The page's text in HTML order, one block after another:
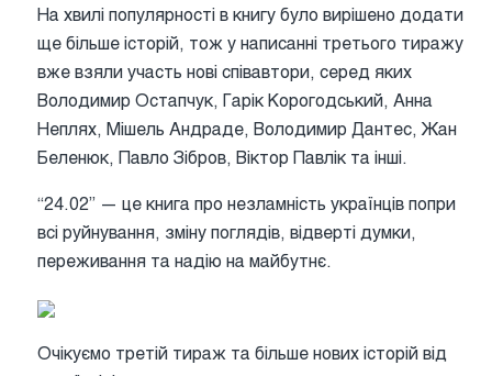
На хвилі популярності в книгу було вирішено додати
ще більше історій, тож у написанні третього тиражу
вже взяли участь нові співавтори, серед яких
Володимир Остапчук, Гарік Корогодський, Анна
Неплях, Мішель Андраде, Володимир Дантес, Жан
Беленюк, Павло Зібров, Віктор Павлік та інші.
“24.02” — це книга про незламність українців попри
всі руйнування, зміну поглядів, відверті думки,
переживання та надію на майбутнє.
Очікуємо третій тираж та більше нових історій від